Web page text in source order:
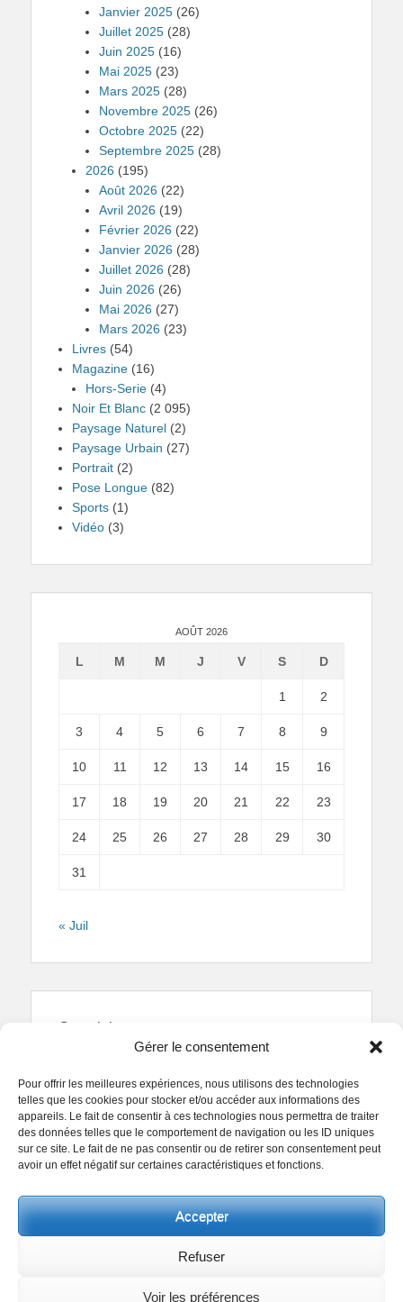
Gérer le consentement
Pour offrir les meilleures expériences, nous utilisons des technologies
telles que les cookies pour stocker et/ou accéder aux informations des
appareils. Le fait de consentir à ces technologies nous permettra de traiter
des données telles que le comportement de navigation ou les ID uniques
sur ce site. Le fait de ne pas consentir ou de retirer son consentement peut
avoir un effet négatif sur certaines caractéristiques et fonctions.
Accepter
Refuser
Voir les préférences
Janvier 2025 (26)
Juillet 2025 (28)
Juin 2025 (16)
Mai 2025 (23)
Mars 2025 (28)
Novembre 2025 (26)
Octobre 2025 (22)
Septembre 2025 (28)
2026 (195)
Août 2026 (22)
Avril 2026 (19)
Février 2026 (22)
Janvier 2026 (28)
Juillet 2026 (28)
Juin 2026 (26)
Mai 2026 (27)
Mars 2026 (23)
Livres (54)
Magazine (16)
Hors-Serie (4)
Noir Et Blanc (2 095)
Paysage Naturel (2)
Paysage Urbain (27)
Portrait (2)
Pose Longue (82)
Sports (1)
Vidéo (3)
AOÛT 2026
L M M J V S D
1 2
3 4 5 6 7 8 9
10 11 12 13 14 15 16
17 18 19 20 21 22 23
24 25 26 27 28 29 30
31
« Juil
Copyright
Reproduction interdite.Textes et photographies
© Regards Parisiens 2011-2026.
Copyright © 2026Collectif Regards Parisiens. All
Rights Reserved.Politique de confidentialité
Clean Box byCatch Themes